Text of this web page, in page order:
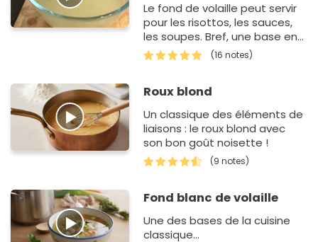
Le fond de volaille peut servir
pour les risottos, les sauces,
les soupes. Bref, une base en
cuisine !
(16 notes)
Roux blond
Un classique des éléments de
liaisons : le roux blond avec
son bon goût noisette !
(9 notes)
Fond blanc de volaille
Une des bases de la cuisine
classique...